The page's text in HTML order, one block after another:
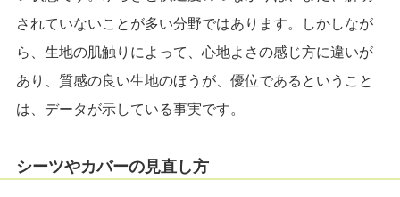
されていないことが多い分野ではあります。しかしなが
ら、生地の肌触りによって、心地よさの感じ方に違いが
あり、質感の良い生地のほうが、優位であるということ
は、データが示している事実です。
シーツやカバーの見直し方